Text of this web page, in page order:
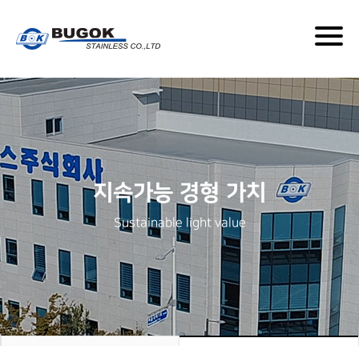
지속가능 경형 가치
Sustainable light value